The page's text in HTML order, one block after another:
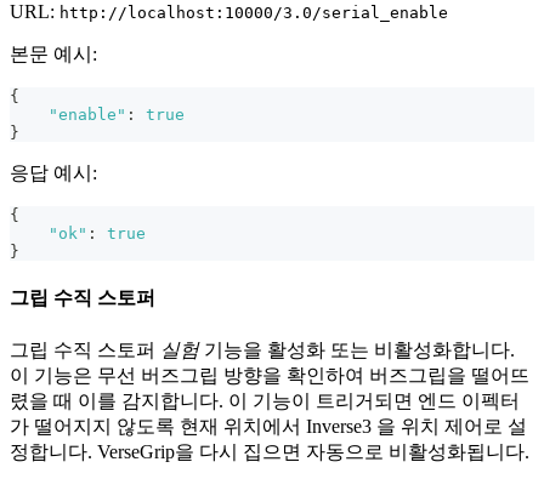
URL: http://localhost:10000/3.0/serial_enable
본문 예시:
{
"enable" :
true
}
응답 예시:
{
"ok" :
true
}
그립 수직 스토퍼
그립 수직 스토퍼 실험기능을 활성화 또는 비활성화합니다.
이 기능은 무선 버즈그립 방향을 확인하여 버즈그립을 떨어뜨
렸을 때 이를 감지합니다. 이 기능이 트리거되면 엔드 이펙터
가 떨어지지 않도록 현재 위치에서 Inverse3 을 위치 제어로 설
정합니다. VerseGrip을 다시 집으면 자동으로 비활성화됩니다.